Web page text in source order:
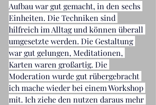
Aufbau war gut gemacht, in den sechs
Einheiten. Die Techniken sind
hilfreich im Alltag und können überall
umgesetzte werden. Die Gestaltung
war gut gelungen, Meditationen,
Karten waren großartig. Die
Moderation wurde gut rübergebracht
ich mache wieder bei einem Workshop
mit. Ich ziehe den nutzen daraus mehr